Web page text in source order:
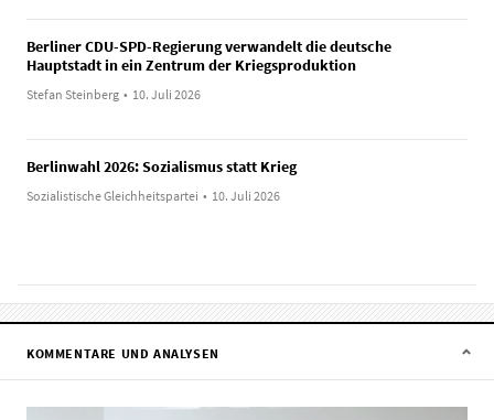
Berliner CDU-SPD-Regierung verwandelt die deutsche
Hauptstadt in ein Zentrum der Kriegsproduktion
Stefan Steinberg • 10. Juli 2026
Berlinwahl 2026: Sozialismus statt Krieg
Sozialistische Gleichheitspartei • 10. Juli 2026
KOMMENTARE UND ANALYSEN